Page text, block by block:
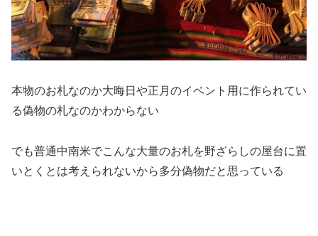
本物のお札なのか大晦日や正月のイベント用に作られてい
る偽物の札なのかわからない
でも普通中南米でこんな大量のお札を野ざらしの屋台に置
いとくとは考えられないから多分偽物だと思っている